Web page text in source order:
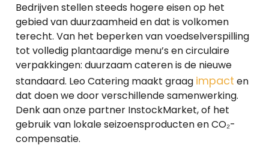
Bedrijven stellen steeds hogere eisen op het
gebied van duurzaamheid en dat is volkomen
terecht. Van het beperken van voedselverspilling
tot volledig plantaardige menu’s en circulaire
verpakkingen: duurzaam cateren is de nieuwe
standaard. Leo Catering maakt graag impact en
dat doen we door verschillende samenwerking.
Denk aan onze partner InstockMarket, of het
gebruik van lokale seizoensproducten en CO₂-
compensatie.